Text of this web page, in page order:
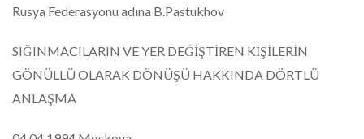
Rusya Federasyonu adına B.Pastukhov
SIĞINMACILARIN VE YER DEĞİŞTİREN KİŞİLERİN
GÖNÜLLÜ OLARAK DÖNÜŞÜ HAKKINDA DÖRTLÜ
ANLAŞMA